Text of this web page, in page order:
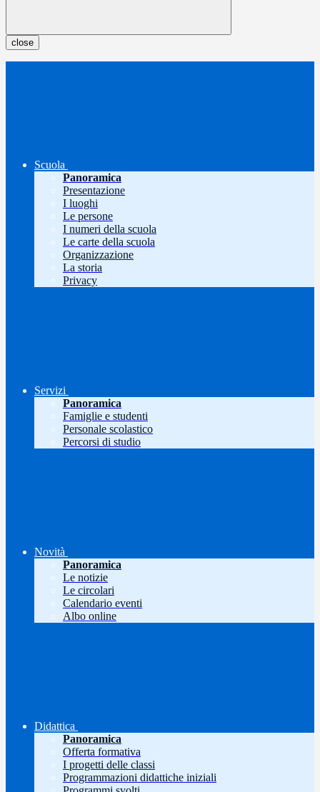
close
Scuola
Panoramica
Presentazione
I luoghi
Le persone
I numeri della scuola
Le carte della scuola
Organizzazione
La storia
Privacy
Servizi
Panoramica
Famiglie e studenti
Personale scolastico
Percorsi di studio
Novità
Panoramica
Le notizie
Le circolari
Calendario eventi
Albo online
Didattica
Panoramica
Offerta formativa
I progetti delle classi
Programmazioni didattiche iniziali